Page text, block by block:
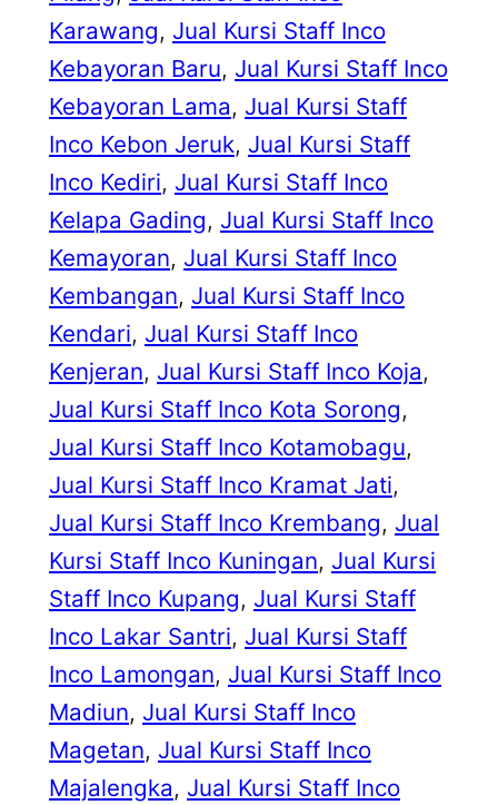
Karawang, Jual Kursi Staff Inco
Kebayoran Baru, Jual Kursi Staff Inco
Kebayoran Lama, Jual Kursi Staff
Inco Kebon Jeruk, Jual Kursi Staff
Inco Kediri, Jual Kursi Staff Inco
Kelapa Gading, Jual Kursi Staff Inco
Kemayoran, Jual Kursi Staff Inco
Kembangan, Jual Kursi Staff Inco
Kendari, Jual Kursi Staff Inco
Kenjeran, Jual Kursi Staff Inco Koja
Jual Kursi Staff Inco Kota Sorong
Jual Kursi Staff Inco Kotamobagu
Jual Kursi Staff Inco Kramat Jati
Jual Kursi Staff Inco Krembang, Jual
Kursi Staff Inco Kuningan, Jual Kursi
Staff Inco Kupang, Jual Kursi Staff
Inco Lakar Santri, Jual Kursi Staff
Inco Lamongan, Jual Kursi Staff Inco
Madiun, Jual Kursi Staff Inco
Magetan, Jual Kursi Staff Inco
Majalengka, Jual Kursi Staff Inco